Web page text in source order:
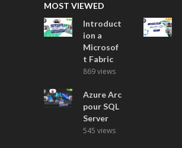
MOST VIEWED
Introduct
ion a
Microsof
t Fabric
869 views
Azure Arc
pour SQL
Server
545 views